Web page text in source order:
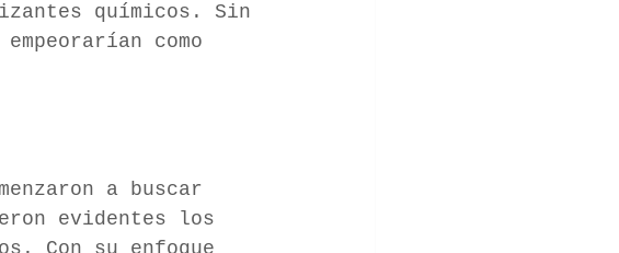
químicos. Sin
como
a buscar
evidentes los